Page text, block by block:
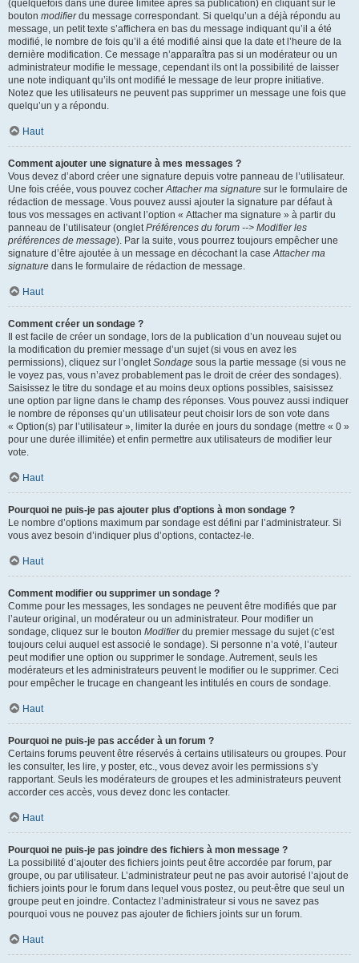
(quelquefois dans une durée limitée après sa publication) en cliquant sur le
bouton modifierdu message correspondant. Si quelqu’un a déjà répondu au
message, un petit texte s’affichera en bas du message indiquant qu’il a été
modifié, le nombre de fois qu’il a été modifié ainsi que la date et l’heure de la
dernière modification. Ce message n’apparaîtra pas si un modérateur ou un
administrateur modifie le message, cependant ils ont la possibilité de laisser
une note indiquant qu’ils ont modifié le message de leur propre initiative.
Notez que les utilisateurs ne peuvent pas supprimer un message une fois que
quelqu’un y a répondu.
Haut
Comment ajouter une signature à mes messages ?
Vous devez d’abord créer une signature depuis votre panneau de l’utilisateur.
Une fois créée, vous pouvez cocherAttacher ma signature sur le formulaire de
rédaction de message. Vous pouvez aussi ajouter la signature par défaut à
tous vos messages en activant l’option « Attacher ma signature » à partir du
panneau de l’utilisateur (ongletPréférences du forum --> Modifier les
préférences de message). Par la suite, vous pourrez toujours empêcher une
signature d’être ajoutée à un message en décochant la caseAttacher ma
signature dans le formulaire de rédaction de message.
Haut
Comment créer un sondage ?
Il est facile de créer un sondage, lors de la publication d’un nouveau sujet ou
la modification du premier message d’un sujet (si vous en avez les
permissions), cliquez sur l’ongletSondage sous la partie message (si vous ne
le voyez pas, vous n’avez probablement pas le droit de créer des sondages).
Saisissez le titre du sondage et au moins deux options possibles, saisissez
une option par ligne dans le champ des réponses. Vous pouvez aussi indiquer
le nombre de réponses qu’un utilisateur peut choisir lors de son vote dans
« Option(s) par l’utilisateur », limiter la durée en jours du sondage (mettre « 0 »
pour une durée illimitée) et enfin permettre aux utilisateurs de modifier leur
vote.
Haut
Pourquoi ne puis-je pas ajouter plus d’options à mon sondage ?
Le nombre d’options maximum par sondage est défini par l’administrateur. Si
vous avez besoin d’indiquer plus d’options, contactez-le.
Haut
Comment modifier ou supprimer un sondage ?
Comme pour les messages, les sondages ne peuvent être modifiés que par
l’auteur original, un modérateur ou un administrateur. Pour modifier un
sondage, cliquez sur le bouton Modifierdu premier message du sujet (c’est
toujours celui auquel est associé le sondage). Si personne n’a voté, l’auteur
peut modifier une option ou supprimer le sondage. Autrement, seuls les
modérateurs et les administrateurs peuvent le modifier ou le supprimer. Ceci
pour empêcher le trucage en changeant les intitulés en cours de sondage.
Haut
Pourquoi ne puis-je pas accéder à un forum ?
Certains forums peuvent être réservés à certains utilisateurs ou groupes. Pour
les consulter, les lire, y poster, etc., vous devez avoir les permissions s’y
rapportant. Seuls les modérateurs de groupes et les administrateurs peuvent
accorder ces accès, vous devez donc les contacter.
Haut
Pourquoi ne puis-je pas joindre des fichiers à mon message ?
La possibilité d’ajouter des fichiers joints peut être accordée par forum, par
groupe, ou par utilisateur. L’administrateur peut ne pas avoir autorisé l’ajout de
fichiers joints pour le forum dans lequel vous postez, ou peut-être que seul un
groupe peut en joindre. Contactez l’administrateur si vous ne savez pas
pourquoi vous ne pouvez pas ajouter de fichiers joints sur un forum.
Haut